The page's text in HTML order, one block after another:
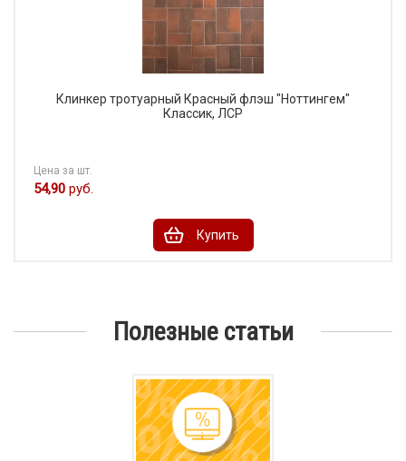
Клинкер тротуарный Красный флэш "Ноттингем"
Классик, ЛСР
Цена за шт.
54,90 руб.
Купить
Полезные статьи